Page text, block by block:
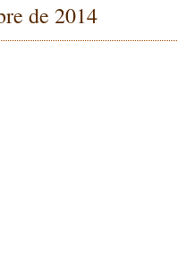
de 2014